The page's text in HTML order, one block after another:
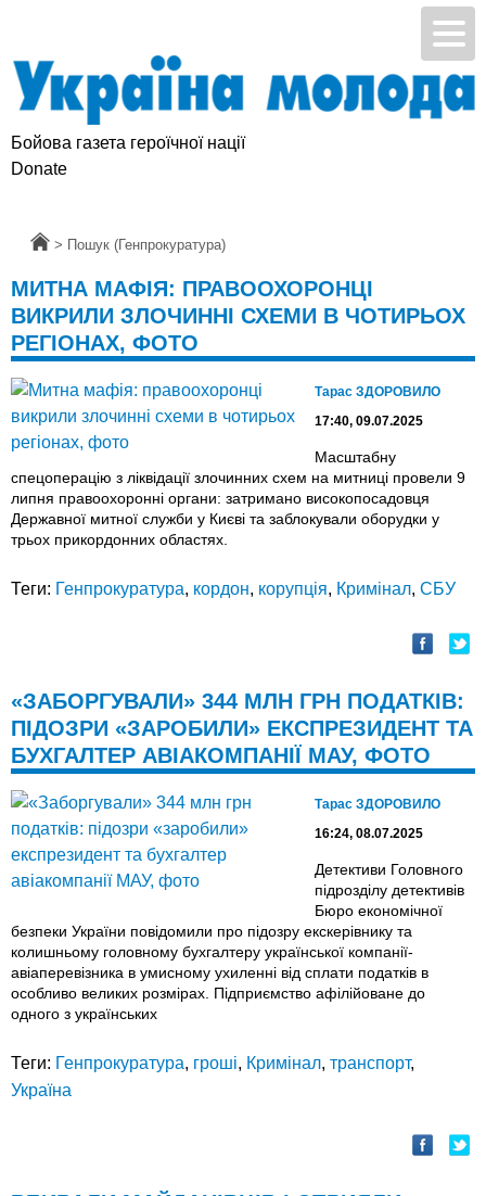
Бойова газета героїчної нації
Donate
Головна
> Пошук (Генпрокуратура)
МИТНА МАФІЯ: ПРАВООХОРОНЦІ
ВИКРИЛИ ЗЛОЧИННІ СХЕМИ В ЧОТИРЬОХ
РЕГІОНАХ, ФОТО
Тарас ЗДОРОВИЛО
17:40, 09.07.2025
Масштабну
спецоперацію з ліквідації злочинних схем на митниці провели 9
липня правоохоронні органи: затримано високопосадовця
Державної митної служби у Києві та заблокували оборудки у
трьох прикордонних областях.
Теги: Генпрокуратура, кордон, корупція, Кримінал, СБУ
«ЗАБОРГУВАЛИ» 344 МЛН ГРН ПОДАТКІВ:
ПІДОЗРИ «ЗАРОБИЛИ» ЕКСПРЕЗИДЕНТ ТА
БУХГАЛТЕР АВІАКОМПАНІЇ МАУ, ФОТО
Тарас ЗДОРОВИЛО
16:24, 08.07.2025
Детективи Головного
підрозділу детективів
Бюро економічної
безпеки України повідомили про підозру екскерівнику та
колишньому головному бухгалтеру української компанії-
авіаперевізника в умисному ухиленні від сплати податків в
особливо великих розмірах. Підприємство афілійоване до
одного з українських
Теги: Генпрокуратура, гроші, Кримінал, транспорт,
Україна